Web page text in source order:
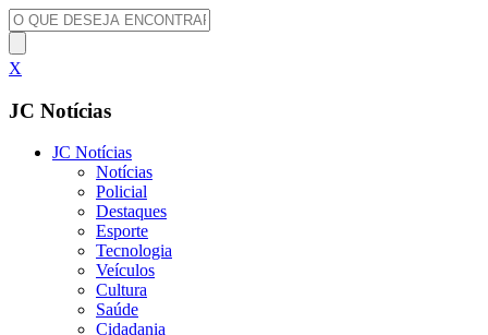
X
JC Notícias
JC Notícias
Notícias
Policial
Destaques
Esporte
Tecnologia
Veículos
Cultura
Saúde
Cidadania